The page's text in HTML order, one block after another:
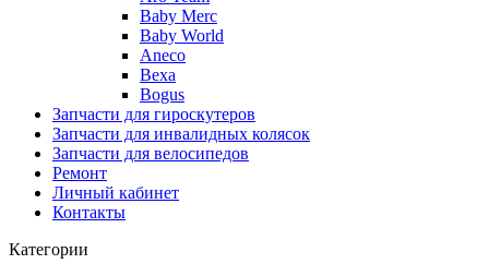
Baby Merc
Baby World
Aneco
Bexa
Bogus
Запчасти для гироскутеров
Запчасти для инвалидных колясок
Запчасти для велосипедов
Ремонт
Личный кабинет
Контакты
Категории